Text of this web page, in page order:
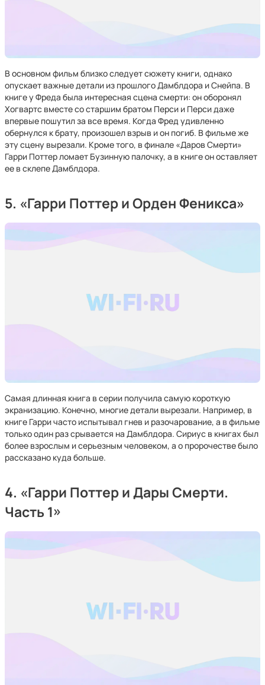
В основном фильм близко следует сюжету книги, однако
опускает важные детали из прошлого Дамблдора и Снейпа. В
книге у Фреда была интересная сцена смерти: он оборонял
Хогвартс вместе со старшим братом Перси и Перси даже
впервые пошутил за все время. Когда Фред удивленно
обернулся к брату, произошел взрыв и он погиб. В фильме же
эту сцену вырезали. Кроме того, в финале «Даров Смерти»
Гарри Поттер ломает Бузинную палочку, а в книге он оставляет
ее в склепе Дамблдора.
5. «Гарри Поттер и Орден Феникса»
Самая длинная книга в серии получила самую короткую
экранизацию. Конечно, многие детали вырезали. Например, в
книге Гарри часто испытывал гнев и разочарование, а в фильме
только один раз срывается на Дамблдора. Сириус в книгах был
более взрослым и серьезным человеком, а о пророчестве было
рассказано куда больше.
4. «Гарри Поттер и Дары Смерти.
Часть 1»